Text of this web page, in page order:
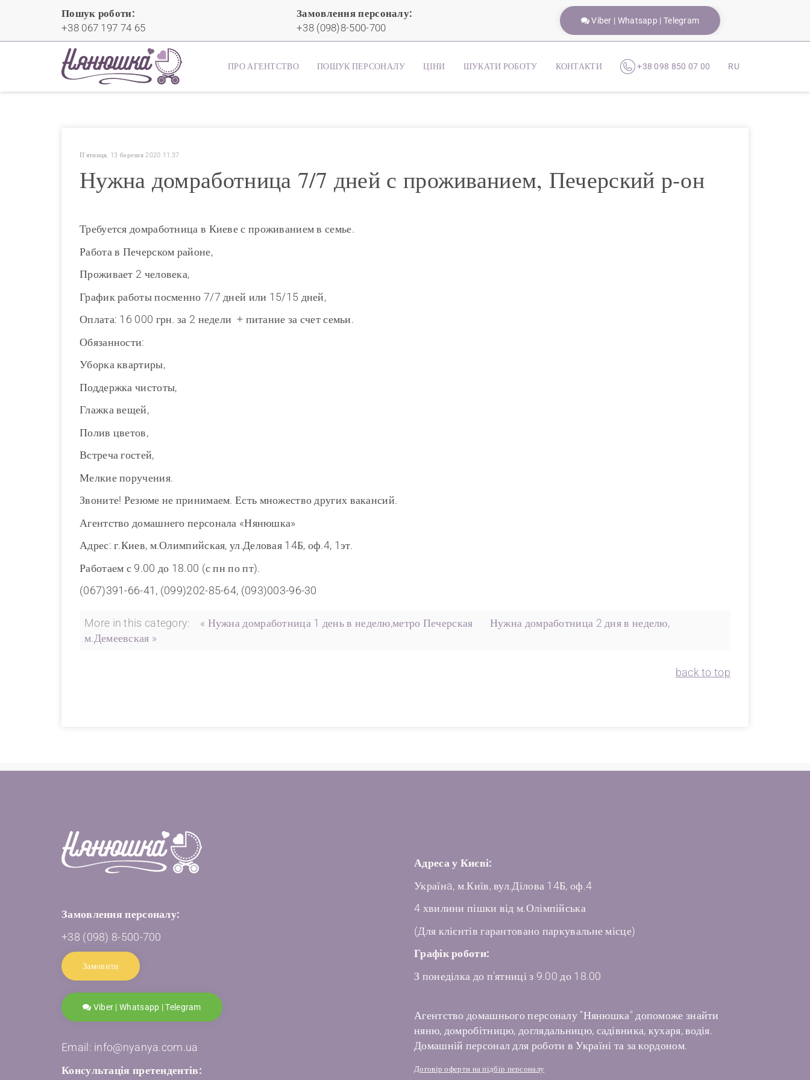
Пошук роботи:
+38 067 197 74 65
Замовлення персоналу:
+38 (098)8-500-700
Viber | Whatsapp | Telegram
ПРО АГЕНТСТВО ПОШУК ПЕРСОНАЛУ ЦІНИ ШУКАТИ РОБОТУ КОНТАКТИ +38 098 850 07 00 RU
П'ятниця, 13 березня 2020 11:37
Нужна домработница 7/7 дней с проживанием, Печерский р-он
Требуется домработница в Киеве с проживанием в семье.
Работа в Печерском районе,
Проживает 2 человека,
График работы посменно 7/7 дней или 15/15 дней,
Оплата: 16 000 грн. за 2 недели + питание за счет семьи.
Обязанности:
Уборка квартиры,
Поддержка чистоты,
Глажка вещей,
Полив цветов,
Встреча гостей,
Мелкие поручения.
Звоните! Резюме не принимаем. Есть множество других вакансий.
Агентство домашнего персонала «Нянюшка»
Адрес: г.Киев, м.Олимпийская, ул.Деловая 14Б, оф.4, 1эт.
Работаем с 9.00 до 18.00 (с пн по пт).
(067)391-66-41, (099)202-85-64, (093)003-96-30
More in this category: « Нужна домработница 1 день в неделю,метро Печерская
Нужна домработница 2 дня в неделю,
м.Демеевская »
back to top
Замовлення персоналу:
+38 (098) 8-500-700
Замовити
Viber | Whatsapp | Telegram
Email: info@nyanya.com.ua
Консультація претендентів:
Адреса у Києві:
Українa, м.Київ, вул.Ділова 14Б, оф.4
4 хвилини пішки від м.Олімпійська
(Для клієнтів гарантовано паркувальне місце)
Графік роботи:
З понеділка до п'ятниці з 9.00 до 18.00
Агентство домашнього персоналу "Нянюшка" допоможе знайти
няню, домробітницю, доглядальницю, садівника, кухаря, водія.
Домашній персонал для роботи в Україні та за кордоном.
Договір оферти на підбір персоналу